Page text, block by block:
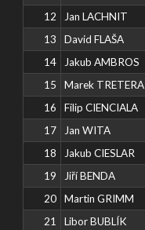
12
Jan LACHNIT
13
David FLAŠA
14
Jakub AMBROS
15
Marek TRETERA
16
Filip CIENCIALA
17
Jan WITA
18
Jakub CIESLAR
19
Jiří BENDA
20
Martin GRIMM
21
Libor BUBLÍK